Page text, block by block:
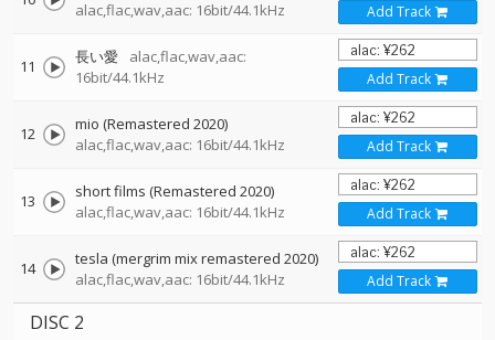
alac,flac,wav,aac: 16bit/44.1kHz
Add Track
11 長い愛
alac,flac,wav,aac:
16bit/44.1kHz
Add Track
12
mio (Remastered 2020)
alac,flac,wav,aac: 16bit/44.1kHz
Add Track
13
short films (Remastered 2020)
alac,flac,wav,aac: 16bit/44.1kHz
Add Track
14
tesla (mergrim mix remastered 2020)
alac,flac,wav,aac: 16bit/44.1kHz
Add Track
DISC 2